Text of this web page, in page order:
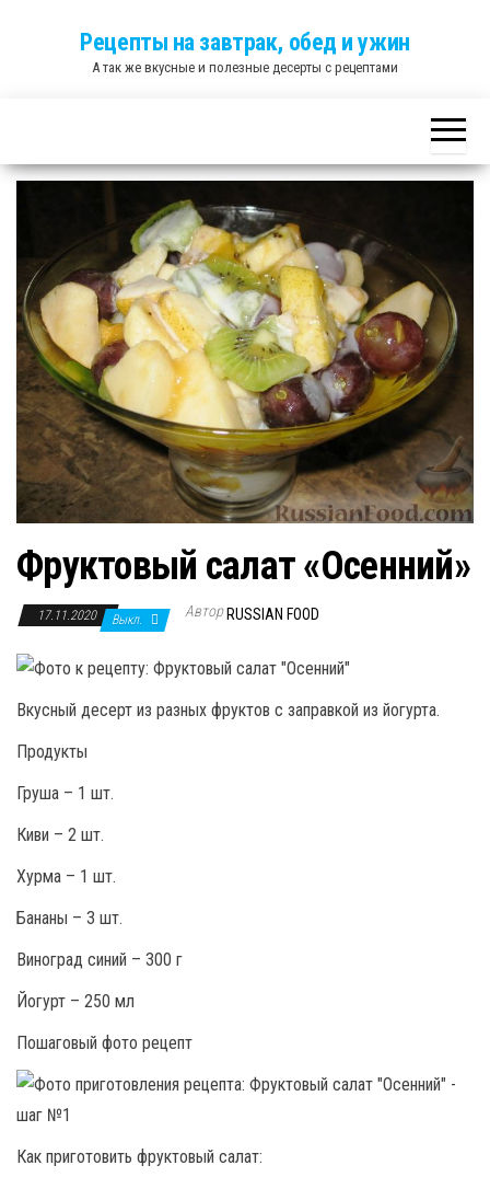
Рецепты на завтрак, обед и ужин
А так же вкусные и полезные десерты с рецептами
Фруктовый салат «Осенний»
17.11.2020 Выкл. Автор RUSSIAN FOOD
Вкусный десерт из разных фруктов с заправкой из йогурта.
Продукты
Груша – 1 шт.
Киви – 2 шт.
Хурма – 1 шт.
Бананы – 3 шт.
Виноград синий – 300 г
Йогурт – 250 мл
Пошаговый фото рецепт
Как приготовить фруктовый салат: